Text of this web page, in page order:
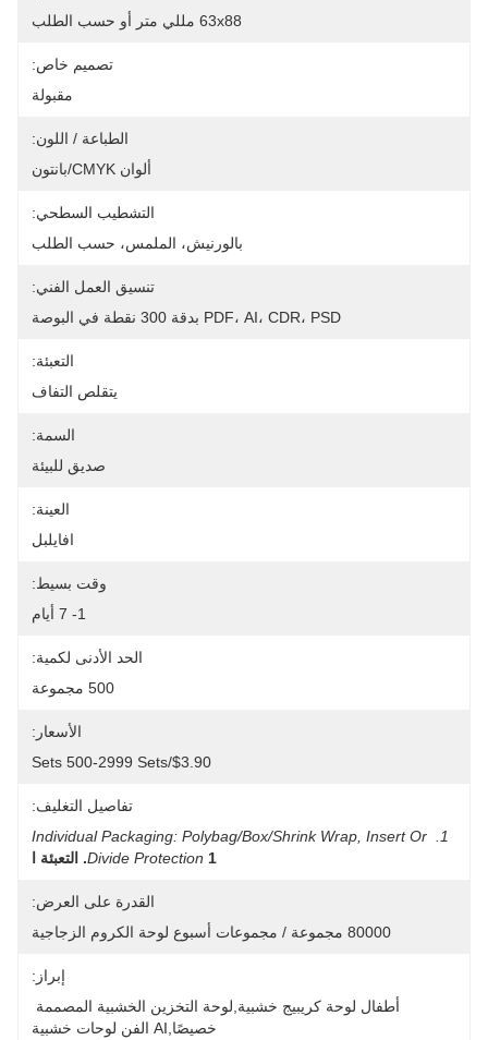
63x88 مللي متر أو حسب الطلب
تصميم خاص:
مقبولة
الطباعة / اللون:
ألوان CMYK/بانتون
التشطيب السطحي:
بالورنيش، الملمس، حسب الطلب
تنسيق العمل الفني:
PDF، AI، CDR، PSD بدقة 300 نقطة في البوصة
التعبئة:
يتقلص التفاف
السمة:
صديق للبيئة
العينة:
افايلبل
وقت بسيط:
1- 7 أيام
الحد الأدنى لكمية:
500 مجموعة
الأسعار:
$3.90/sets 500-2999 Sets
تفاصيل التغليف:
1. Individual Packaging: Polybag/Box/shrink Wrap, Insert Or
Divide Protection 1. التعبئة ا
القدرة على العرض:
80000 مجموعة / مجموعات أسبوع لوحة الكروم الزجاجية
إبراز:
خصيصًا,AI الفن لوحات خشبية